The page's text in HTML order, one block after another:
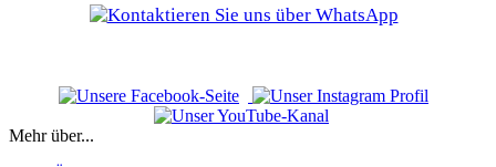
Mehr über...